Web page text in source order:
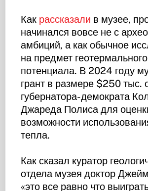
Как рассказали в музее,
начинался вовсе не с
амбиций, а как обычное
на предмет геотермального
потенциала. В 2024 году
грант в размере $250 тыс.
губернатора-демократа
Джареда Полиса для
возможности
тепла.
Как сказал куратор
отдела музея доктор
«это все равно что